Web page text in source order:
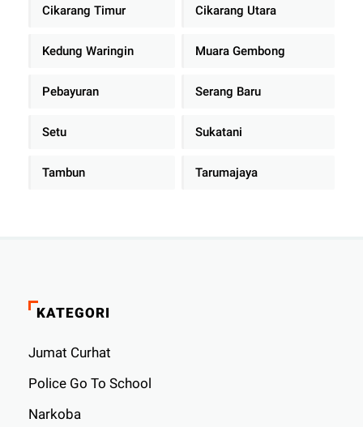
Cikarang Timur Cikarang Utara
Kedung Waringin Muara Gembong
Pebayuran Serang Baru
Setu Sukatani
Tambun Tarumajaya
KATEGORI
Jumat Curhat
Police Go To School
Narkoba